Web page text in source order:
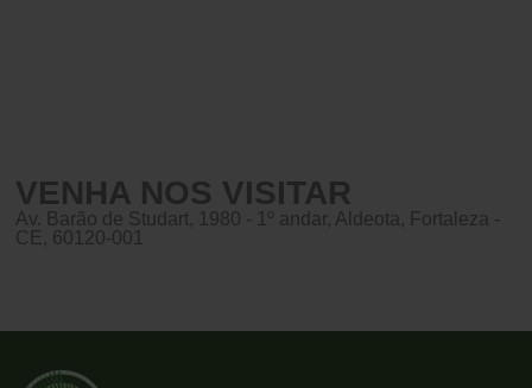
VENHA NOS VISITAR
Av. Barão de Studart, 1980 - 1º andar, Aldeota, Fortaleza -
CE, 60120-001